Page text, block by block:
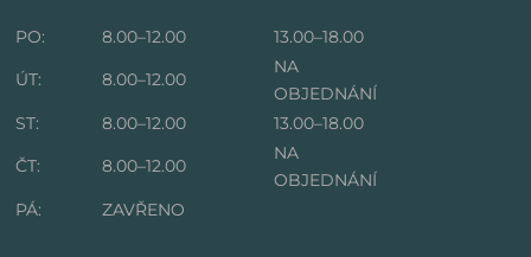
PO: 8.00–12.00
13.00–18.00
ÚT:
8.00–12.00
NA
OBJEDNÁNÍ
ST:
8.00–12.00
13.00–18.00
ČT:
8.00–12.00
NA
OBJEDNÁNÍ
PÁ:
ZAVŘENO